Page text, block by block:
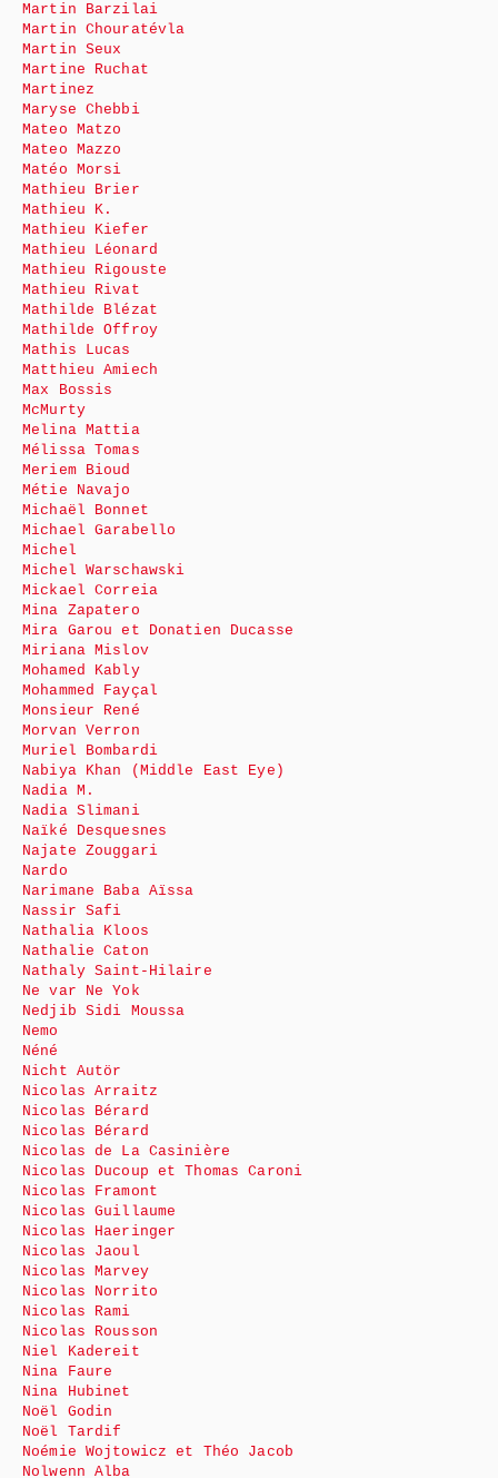
Martin Barzilai
Martin Chouratévla
Martin Seux
Martine Ruchat
Martinez
Maryse Chebbi
Mateo Matzo
Mateo Mazzo
Matéo Morsi
Mathieu Brier
Mathieu K.
Mathieu Kiefer
Mathieu Léonard
Mathieu Rigouste
Mathieu Rivat
Mathilde Blézat
Mathilde Offroy
Mathis Lucas
Matthieu Amiech
Max Bossis
McMurty
Melina Mattia
Mélissa Tomas
Meriem Bioud
Métie Navajo
Michaël Bonnet
Michael Garabello
Michel
Michel Warschawski
Mickael Correia
Mina Zapatero
Mira Garou et Donatien Ducasse
Miriana Mislov
Mohamed Kably
Mohammed Fayçal
Monsieur René
Morvan Verron
Muriel Bombardi
Nabiya Khan (Middle East Eye)
Nadia M.
Nadia Slimani
Naïké Desquesnes
Najate Zouggari
Nardo
Narimane Baba Aïssa
Nassir Safi
Nathalia Kloos
Nathalie Caton
Nathaly Saint-Hilaire
Ne var Ne Yok
Nedjib Sidi Moussa
Nemo
Néné
Nicht Autör
Nicolas Arraitz
Nicolas Bérard
Nicolas Bérard
Nicolas de La Casinière
Nicolas Ducoup et Thomas Caroni
Nicolas Framont
Nicolas Guillaume
Nicolas Haeringer
Nicolas Jaoul
Nicolas Marvey
Nicolas Norrito
Nicolas Rami
Nicolas Rousson
Niel Kadereit
Nina Faure
Nina Hubinet
Noël Godin
Noël Tardif
Noémie Wojtowicz et Théo Jacob
Nolwenn Alba